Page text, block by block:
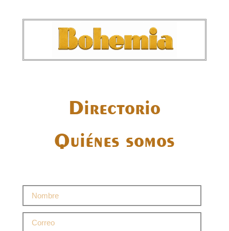
Directorio
Quiénes somos